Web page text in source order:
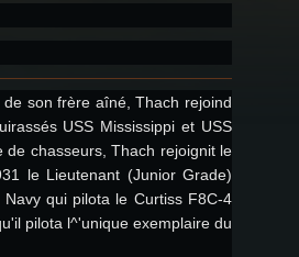
son frère aîné, Thach rejoind
USS Mississippi et USS
chasseurs, Thach rejoignit le
le Lieutenant (Junior Grade)
qui pilota le Curtiss F8C-4
pilota l^'unique exemplaire du